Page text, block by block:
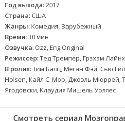
Год выхода:2017
Страна: США
Жанры:Комедия, Зарубежный
Время:30 мин
Озвучка: Ozz, Eng.Original
Режиссер:Тед Тремпер, Грэхэм
В ролях:Тим Балц, Меган Фэй, Сью
Holsen, Кайл С. Мор, Джоэль Мюррей,
Ягодовски, Клаудия Мишель Уоллес
Смотреть сериал